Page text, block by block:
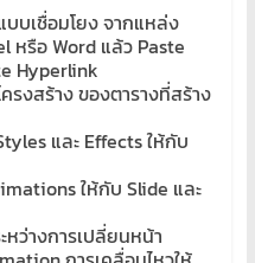
บบเชื่อมโยง จากแหล่ง
หรือ Word แล้ว Paste
Hyperlink
รงสร้าง ของตารางที่สร้าง
และ Effects ให้กับ
ให้กับ Slide และ
หว่างการเปลี่ยนหน้า